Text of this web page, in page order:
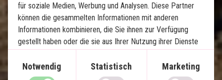
Magisches Sri Lanka und Luxus
auf den Malediven
für soziale Medien, Werbung und Analysen. Diese Partner
können die gesammelten Informationen mit anderen
Informationen kombinieren, die Sie ihnen zur Verfügung
gestellt haben oder die sie aus Ihrer Nutzung ihrer Dienste
Notwendig Statistisch Marketing